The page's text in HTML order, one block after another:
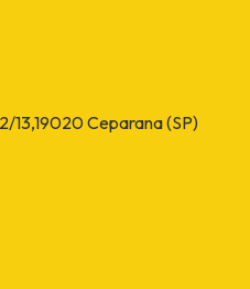
13,19020 Ceparana (SP)